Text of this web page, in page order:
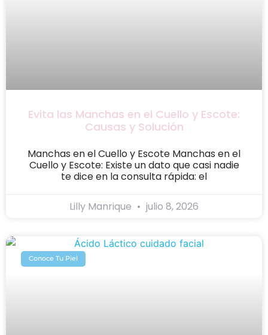
Evita las Manchas en el Cuello y Escote:
Causas y Solución
Manchas en el Cuello y Escote Manchas en el
Cuello y Escote: Existe un dato que casi nadie
te dice en la consulta rápida: el
Lilly Manrique julio 8, 2026
Conoce Tu Piel